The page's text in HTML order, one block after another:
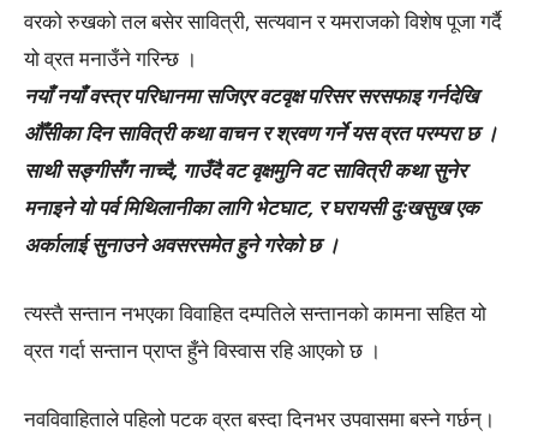
वरको रुखको तल बसेर सावित्री, सत्यवान र यमराजको विशेष पूजा गर्दै
यो व्रत मनाउँने गरिन्छ ।
नयाँ नयाँ वस्त्र परिधानमा सजिएर वटवृक्ष परिसर सरसफाइ गर्नदेखि
औँसीका दिन सावित्री कथा वाचन र श्रवण गर्ने यस व्रत परम्परा छ ।
साथी सङ्गीसँग नाच्दै, गाउँदै वट वृक्षमुनि वट सावित्री कथा सुनेर
मनाइने यो पर्व मिथिलानीका लागि भेटघाट, र घरायसी दुःखसुख एक
अर्कालाई सुनाउने अवसरसमेत हुने गरेको छ ।
त्यस्तै सन्तान नभएका विवाहित दम्पतिले सन्तानको कामना सहित यो
व्रत गर्दा सन्तान प्राप्त हुँने विस्वास रहि आएको छ ।
नवविवाहिताले पहिलो पटक व्रत बस्दा दिनभर उपवासमा बस्ने गर्छन्।